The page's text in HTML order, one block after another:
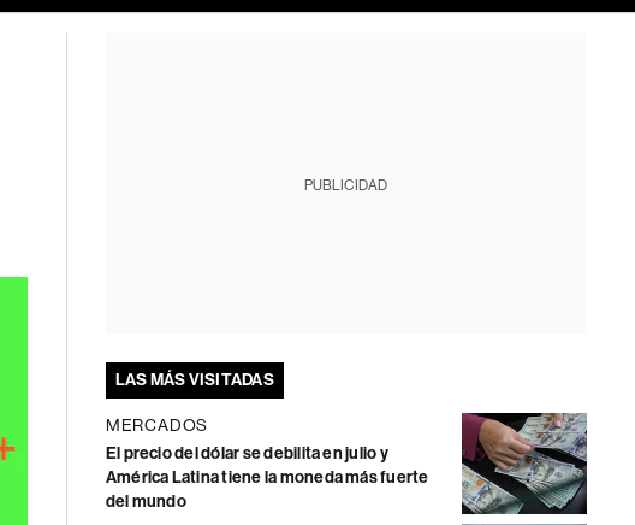
PUBLICIDAD
LAS MÁS VISITADAS
MERCADOS
El precio del dólar se debilita en julio y
América Latina tiene la moneda más fuerte
del mundo